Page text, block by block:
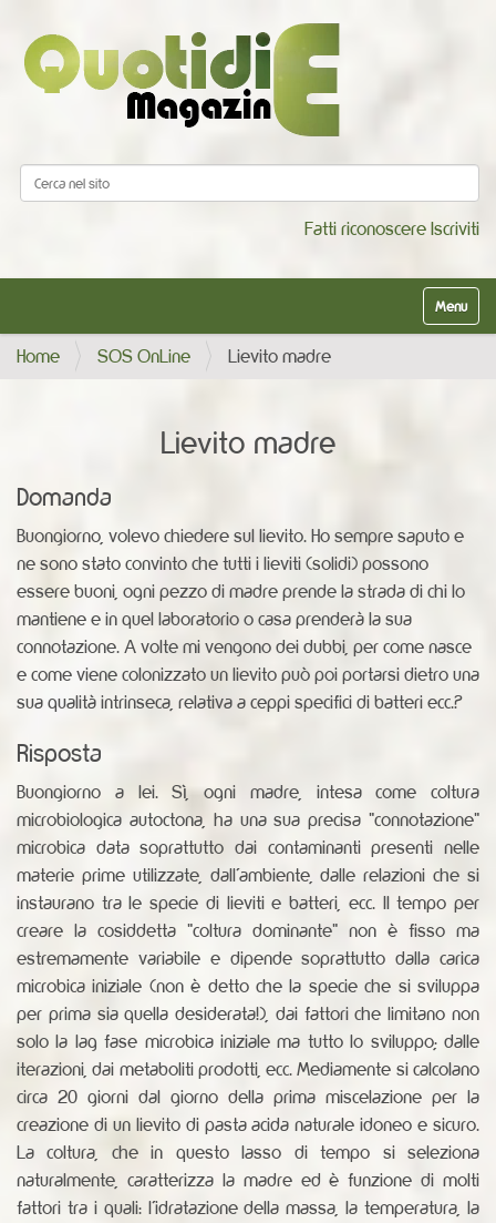
Cerca nel sito
Fatti riconoscere Iscriviti
Alterna la
Home SOS OnLine Lievito madre
Lievito madre
Domanda
Buongiorno, volevo chiedere sul lievito. Ho sempre saputo e
ne sono stato convinto che tutti i lieviti (solidi) possono
essere buoni, ogni pezzo di madre prende la strada di chi lo
mantiene e in quel laboratorio o casa prenderà la sua
connotazione. A volte mi vengono dei dubbi, per come nasce
e come viene colonizzato un lievito può poi portarsi dietro una
sua qualità intrinseca, relativa a ceppi specifici di batteri ecc.?
Risposta
Buongiorno a lei. Sì, ogni madre, intesa come coltura
microbiologica autoctona, ha una sua precisa "connotazione"
microbica data soprattutto dai contaminanti presenti nelle
materie prime utilizzate, dall'ambiente, dalle relazioni che si
instaurano tra le specie di lieviti e batteri, ecc. Il tempo per
creare la cosiddetta "coltura dominante" non è fisso ma
estremamente variabile e dipende soprattutto dalla carica
microbica iniziale (non è detto che la specie che si sviluppa
per prima sia quella desiderata!), dai fattori che limitano non
solo la lag fase microbica iniziale ma tutto lo sviluppo; dalle
iterazioni, dai metaboliti prodotti, ecc. Mediamente si calcolano
circa 20 giorni dal giorno della prima miscelazione per la
creazione di un lievito di pasta acida naturale idoneo e sicuro.
La coltura, che in questo lasso di tempo si seleziona
naturalmente, caratterizza la madre ed è funzione di molti
fattori tra i quali: l'idratazione della massa, la temperatura, la